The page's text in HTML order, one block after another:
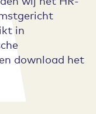
in
download het